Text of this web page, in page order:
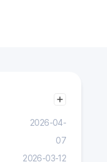
2026-04-
07
2026-03-12